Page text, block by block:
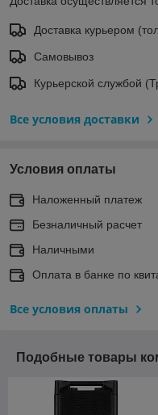
Доставка курьером
Самовывоз
Курьерской службой
Все условия доставки
Условия оплаты
Наложенный платеж
Безналичный расчет
Наличными
Оплата в банке по
Все условия оплаты
Подобные товары